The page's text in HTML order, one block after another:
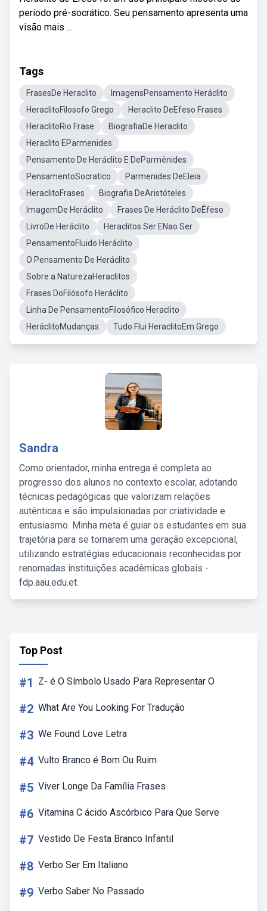
período pré-socrático. Seu pensamento apresenta uma
visão mais ...
Tags
FrasesDe Heraclito
ImagensPensamento Heráclito
HeraclitoFilosofo Grego
Heraclito DeEfeso Frases
HeraclitoRio Frase
BiografiaDe Heraclito
Heraclito EParmenides
Pensamento De Heráclito E DeParmênides
PensamentoSocratico
Parmenides DeEleia
HeraclitoFrases
Biografia DeAristóteles
ImagemDe Heráclito
Frases De Heráclito DeÉfeso
LivroDe Heráclito
Heraclitos Ser ENao Ser
PensamentoFluido Heráclito
O Pensamento De Heráclito
Sobre a NaturezaHeraclitos
Frases DoFilósofo Heráclito
Linha De PensamentoFilosófico Heraclito
HeráclitoMudanças
Tudo Flui HeraclitoEm Grego
Sandra
Como orientador, minha entrega é completa ao
progresso dos alunos no contexto escolar, adotando
técnicas pedagógicas que valorizam relações
autênticas e são impulsionadas por criatividade e
entusiasmo. Minha meta é guiar os estudantes em sua
trajetória para se tornarem uma geração excepcional,
utilizando estratégias educacionais reconhecidas por
renomadas instituições acadêmicas globais -
fdp.aau.edu.et.
Top Post
#1 Z- é O Símbolo Usado Para Representar O
#2 What Are You Looking For Tradução
#3 We Found Love Letra
#4 Vulto Branco é Bom Ou Ruim
#5 Viver Longe Da Família Frases
#6 Vitamina C ácido Ascórbico Para Que Serve
#7 Vestido De Festa Branco Infantil
#8 Verbo Ser Em Italiano
#9 Verbo Saber No Passado